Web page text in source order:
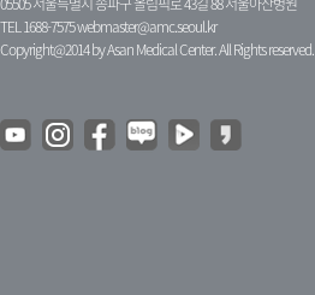
TEL 1688-7575webmaster@amc.seoul.kr
Copyright@2014 by Asan Medical Center. All Rights reserved.